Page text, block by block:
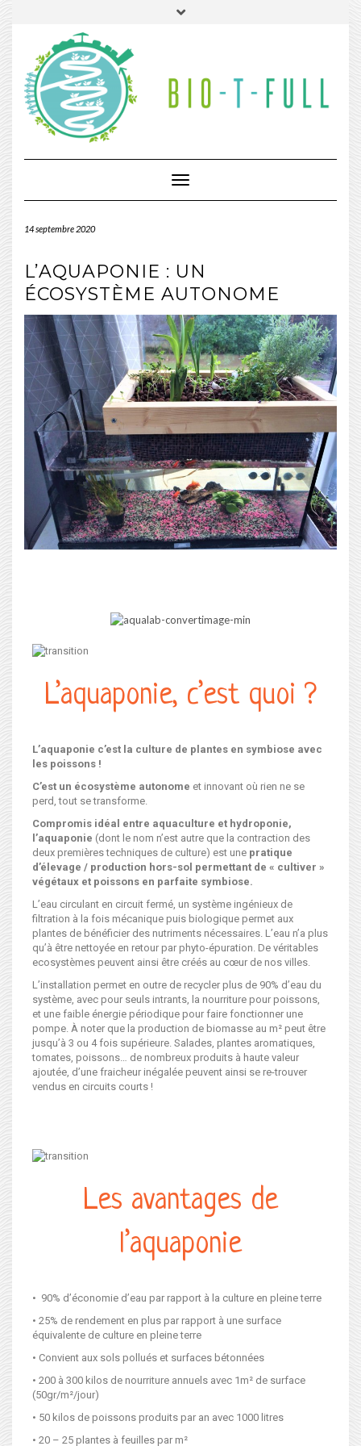
Toggle
Navigation
14 septembre 2020
L’AQUAPONIE : UN
ÉCOSYSTÈME AUTONOME
L’aquaponie, c’est quoi ?
L’aquaponie c’est la culture de plantes en symbiose avec
les poissons !
C’est un écosystème autonome et innovant où rien ne se
perd, tout se transforme.
Compromis idéal entre aquaculture et hydroponie,
l’aquaponie (dont le nom n’est autre que la contraction des
deux premières techniques de culture) est une pratique
d’élevage / production hors-sol permettant de « cultiver »
végétaux et poissons en parfaite symbiose.
L’eau circulant en circuit fermé, un système ingénieux de
filtration à la fois mécanique puis biologique permet aux
plantes de bénéficier des nutriments nécessaires. L’eau n’a plus
qu’à être nettoyée en retour par phyto-épuration. De véritables
ecosystèmes peuvent ainsi être créés au cœur de nos villes.
L’installation permet en outre de recycler plus de 90% d’eau du
système, avec pour seuls intrants, la nourriture pour poissons,
et une faible énergie périodique pour faire fonctionner une
pompe. À noter que la production de biomasse au m² peut être
jusqu’à 3 ou 4 fois supérieure. Salades, plantes aromatiques,
tomates, poissons… de nombreux produits à haute valeur
ajoutée, d’une fraicheur inégalée peuvent ainsi se re-trouver
vendus en circuits courts !
Les avantages de
l’aquaponie
• 90% d’économie d’eau par rapport à la culture en pleine terre
• 25% de rendement en plus par rapport à une surface
équivalente de culture en pleine terre
• Convient aux sols pollués et surfaces bétonnées
• 200 à 300 kilos de nourriture annuels avec 1m² de surface
(50gr/m²/jour)
• 50 kilos de poissons produits par an avec 1000 litres
• 20 – 25 plantes à feuilles par m²